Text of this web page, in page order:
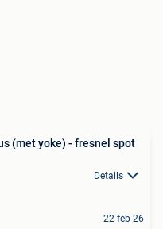
(met yoke) - fresnel spot
Details
22 feb 26